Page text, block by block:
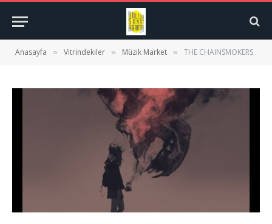
Anasayfa » Vitrindekiler » Müzik Market » THE CHAINSMOKERS